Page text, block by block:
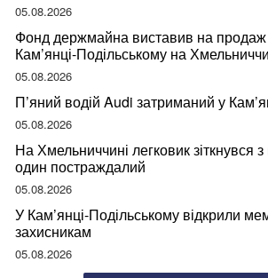
05.08.2026
Фонд держмайна виставив на продаж
Кам’янці-Подільському на
05.08.2026
П’яний водій Audi затриманий у
05.08.2026
На Хмельниччині легковик зіткнувся
один постраждалий
05.08.2026
У Кам’янці-Подільському відкрили
захисникам
05.08.2026